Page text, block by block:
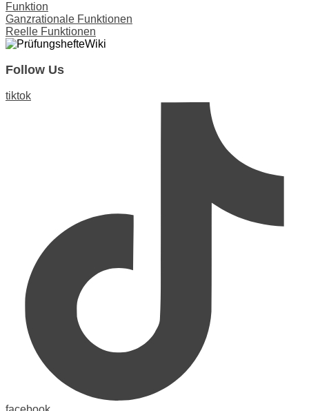
Funktion
Ganzrationale Funktionen
Reelle Funktionen
Follow Us
tiktok